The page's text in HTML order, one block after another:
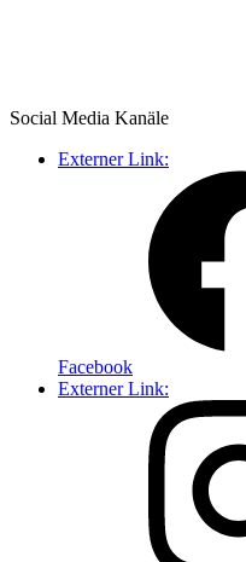
Social Media Kanäle
Externer Link:
Facebook
Externer Link: